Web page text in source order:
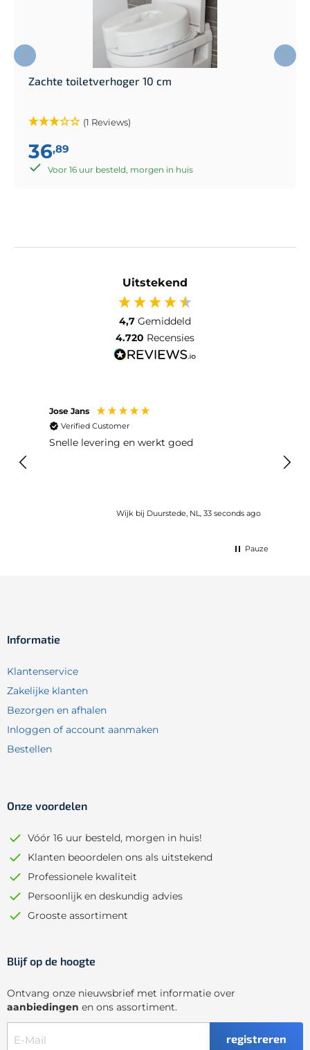
Zachte toiletverhoger 10 cm
(1 Reviews)
36,89
Voor 16 uur besteld, morgen in huis
Uitstekend
4,7 Gemiddeld
4.720 Recensies
Jose Jans
Verified Customer
Snelle levering en werkt goed
Wijk bij Duurstede, NL, 33 seconds ago
Pauze
Informatie
Klantenservice
Zakelijke klanten
Bezorgen en afhalen
Inloggen of account aanmaken
Bestellen
Onze voordelen
Vóór 16 uur besteld, morgen in huis!
Klanten beoordelen ons als uitstekend
Professionele kwaliteit
Persoonlijk en deskundig advies
Grooste assortiment
Blijf op de hoogte
Ontvang onze nieuwsbrief met informatie over
aanbiedingen en ons assortiment.
registreren